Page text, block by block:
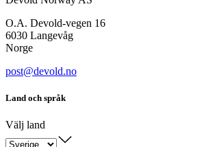
O.A. Devold-vegen 16
6030 Langevåg
Norge
post@devold.no
Land och språk
Välj land